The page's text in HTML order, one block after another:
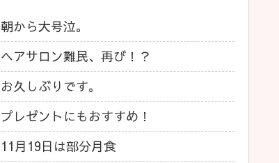
朝から大号泣。
ヘアサロン難民、再び！？
お久しぶりです。
プレゼントにもおすすめ！
11月19日は部分月食